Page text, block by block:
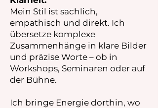
Mein Stil ist sachlich,
empathisch und direkt. Ich
übersetze komplexe
Zusammenhänge in klare Bilder
und präzise Worte – ob in
Workshops, Seminaren oder auf
der Bühne.
Ich bringe Energie dorthin, wo